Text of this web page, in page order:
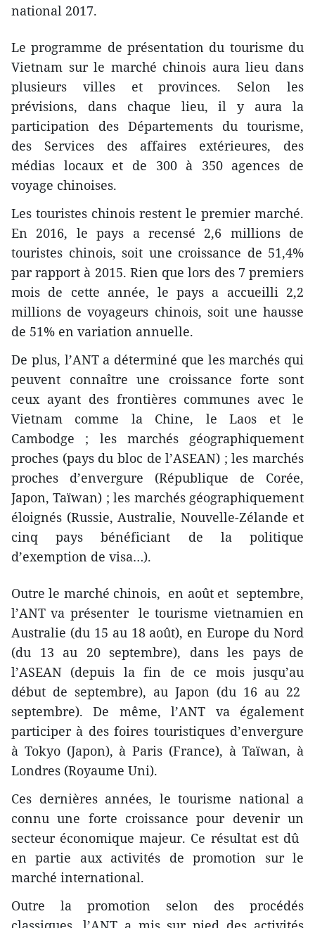
national 2017.
Le programme de présentation ​du tourisme du
Vietnam ​sur le marché chinois aura lieu dans
plusieurs villes et provinces. Selon les
prévisions, ​dans chaque lieu, il y aura la
participation des Départements du tourisme,
des Services des affaires extérieures, des
médias locaux et de 300 à 350 agences de
voyage chinoises.
Les touristes chinois restent le premier marché.
En 2016, le pays a recensé 2,6 millions de
touristes chinois, soit une croissance de 51,4%
par rapport à 2015. Rien que lors des 7 premiers
mois de cette année, le pays a accueilli 2,2
millions de voyageurs chinois, soit une hausse
de 51% en variation annuelle.
De plus, l’ANT a déterminé que les marchés qui
peuvent connaître une croissance forte sont
ceux ayant des frontières communes avec le
Vietnam comme la Chine, le Laos et le
Cambodge ; les marchés géographiquement
proches (pays du bloc de l’ASEAN) ; les marchés
proches d’envergure (République de Corée,
Japon, Taïwan) ; les marchés géographiquement
éloignés (Russie, Australie, Nouvelle-Zélande et
cinq pays bénéficiant de la politique
d’exemption de visa…).
Outre le marché chinois, en août et septembre,
l’ANT va présenter le tourisme vietnamien en
Australie (du 15 au 18 août), en Europe du Nord
(du 13 au 20 septembre), dans les pays de
l’ASEAN (depuis la fin de ce mois jusqu’au
début de septembre), au Japon (du 16 au 22
septembre). De même, l’ANT va également
participer à des foires touristiques d’envergure
à Tokyo (Japon), à Paris (France), à Taïwan, à
Londres (Royaume Uni).
Ces dernières années, le tourisme national a
connu une forte croissance ​pour devenir un
secteur économi​que majeur. Ce résultat est dû ​
en partie aux activités de promotion sur le
marché international.
Outre la promotion ​selon des procédés